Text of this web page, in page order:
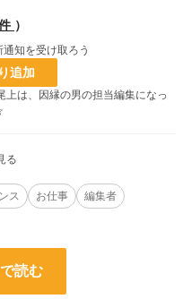
）
知を受け取ろう
追加
上は、因縁の男の担当編集になっ
ス お仕事
編集者
読む